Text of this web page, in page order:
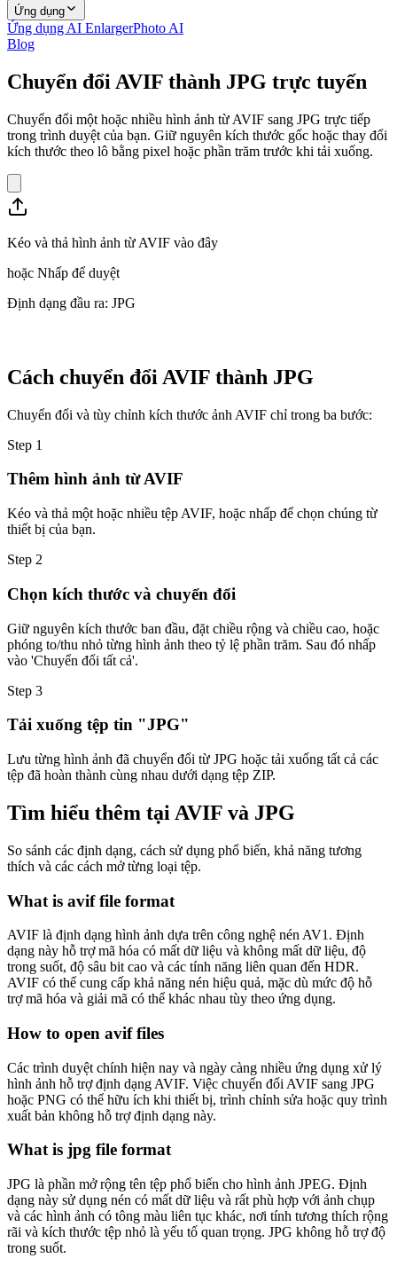
Ứng dụng
Ứng dụng AI EnlargerPhoto AI
Blog
Chuyển đổi AVIF thành JPG trực tuyến
Chuyển đổi một hoặc nhiều hình ảnh từ AVIF sang JPG trực tiếp
trong trình duyệt của bạn. Giữ nguyên kích thước gốc hoặc thay đổi
kích thước theo lô bằng pixel hoặc phần trăm trước khi tải xuống.
Kéo và thả hình ảnh từ AVIF vào đây
hoặc Nhấp để duyệt
Định dạng đầu ra: JPG
Cách chuyển đổi AVIF thành JPG
Chuyển đổi và tùy chỉnh kích thước ảnh AVIF chỉ trong ba bước:
Step 1
Thêm hình ảnh từ AVIF
Kéo và thả một hoặc nhiều tệp AVIF, hoặc nhấp để chọn chúng từ
thiết bị của bạn.
Step 2
Chọn kích thước và chuyển đổi
Giữ nguyên kích thước ban đầu, đặt chiều rộng và chiều cao, hoặc
phóng to/thu nhỏ từng hình ảnh theo tỷ lệ phần trăm. Sau đó nhấp
vào 'Chuyển đổi tất cả'.
Step 3
Tải xuống tệp tin "JPG"
Lưu từng hình ảnh đã chuyển đổi từ JPG hoặc tải xuống tất cả các
tệp đã hoàn thành cùng nhau dưới dạng tệp ZIP.
Tìm hiểu thêm tại AVIF và JPG
So sánh các định dạng, cách sử dụng phổ biến, khả năng tương
thích và các cách mở từng loại tệp.
What is avif file format
AVIF là định dạng hình ảnh dựa trên công nghệ nén AV1. Định
dạng này hỗ trợ mã hóa có mất dữ liệu và không mất dữ liệu, độ
trong suốt, độ sâu bit cao và các tính năng liên quan đến HDR.
AVIF có thể cung cấp khả năng nén hiệu quả, mặc dù mức độ hỗ
trợ mã hóa và giải mã có thể khác nhau tùy theo ứng dụng.
How to open avif files
Các trình duyệt chính hiện nay và ngày càng nhiều ứng dụng xử lý
hình ảnh hỗ trợ định dạng AVIF. Việc chuyển đổi AVIF sang JPG
hoặc PNG có thể hữu ích khi thiết bị, trình chỉnh sửa hoặc quy trình
xuất bản không hỗ trợ định dạng này.
What is jpg file format
JPG là phần mở rộng tên tệp phổ biến cho hình ảnh JPEG. Định
dạng này sử dụng nén có mất dữ liệu và rất phù hợp với ảnh chụp
và các hình ảnh có tông màu liên tục khác, nơi tính tương thích rộng
rãi và kích thước tệp nhỏ là yếu tố quan trọng. JPG không hỗ trợ độ
trong suốt.